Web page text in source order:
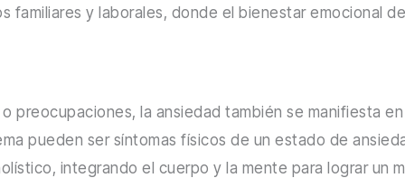
y laborales, donde el bienestar emocional
preocupaciones, la ansiedad también se manifiesta
pueden ser síntomas físicos de un estado de
integrando el cuerpo y la mente para lograr un